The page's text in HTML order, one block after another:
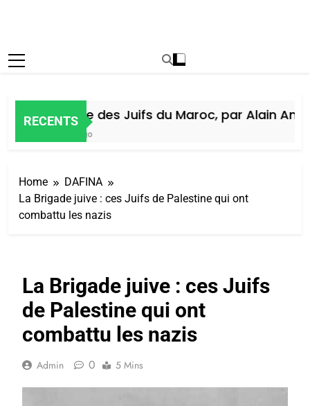
RECENTS
Histoire des Juifs du Maroc, par Alain Amiel
Home
DAFINA
La Brigade juive : ces Juifs de Palestine qui ont
combattu les nazis
La Brigade juive : ces Juifs
de Palestine qui ont
combattu les nazis
Admin 0 5 Mins